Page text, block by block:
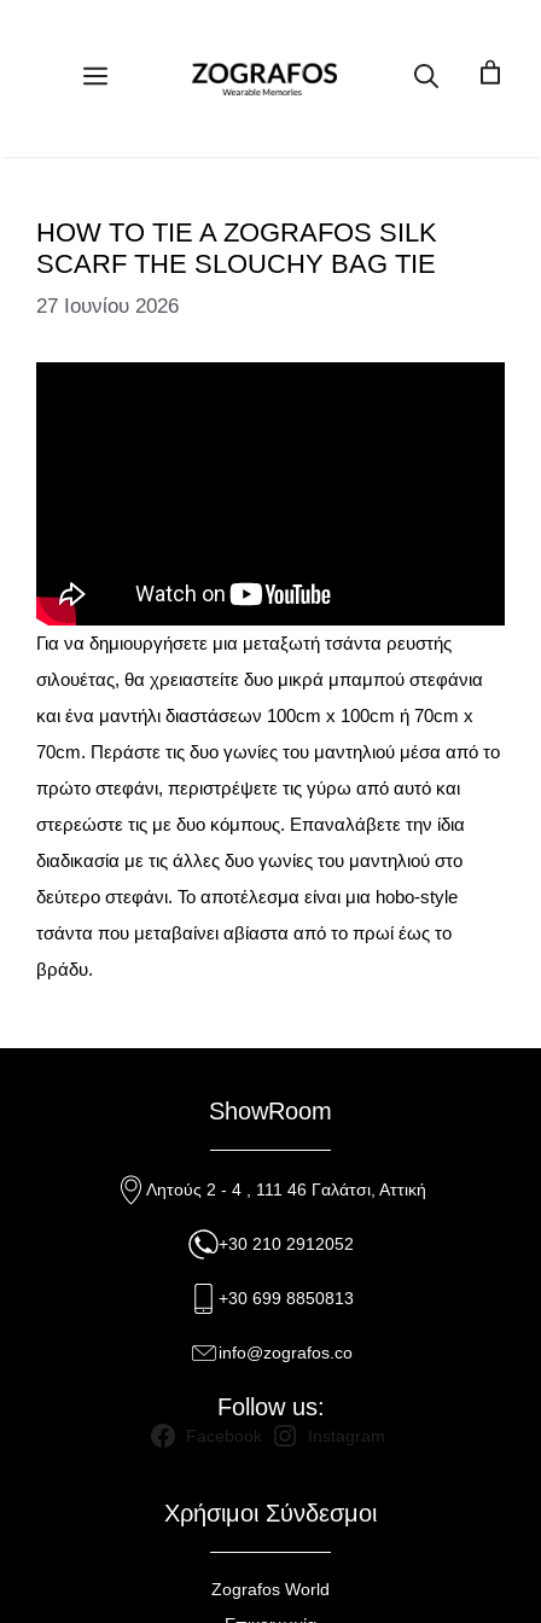
περιεχόμενοΜενού
HOW TO TIE A ZOGRAFOS SILK
SCARF THE SLOUCHY BAG TIE
27 Ιουνίου 2026
Για να δημιουργήσετε μια μεταξωτή τσάντα ρευστής
σιλουέτας, θα χρειαστείτε δυο μικρά μπαμπού στεφάνια
και ένα μαντήλι διαστάσεων 100cm x 100cm ή 70cm x
70cm. Περάστε τις δυο γωνίες του μαντηλιού μέσα από το
πρώτο στεφάνι, περιστρέψετε τις γύρω από αυτό και
στερεώστε τις με δυο κόμπους. Επαναλάβετε την ίδια
διαδικασία με τις άλλες δυο γωνίες του μαντηλιού στο
δεύτερο στεφάνι. Το αποτέλεσμα είναι μια hobo-style
τσάντα που μεταβαίνει αβίαστα από το πρωί έως το
βράδυ.
ShowRoom
Λητούς 2 - 4 , 111 46 Γαλάτσι, Αττική
+30 210 2912052
+30 699 8850813
info@zografos.co
Follow us:
Facebook Instagram
Χρήσιμοι Σύνδεσμοι
Zografos World